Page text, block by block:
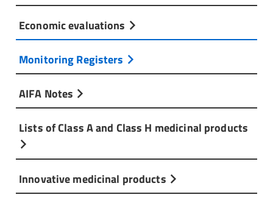
Economic evaluations
Monitoring Registers
AIFA Notes
Lists of Class A and Class H medicinal products
Innovative medicinal products